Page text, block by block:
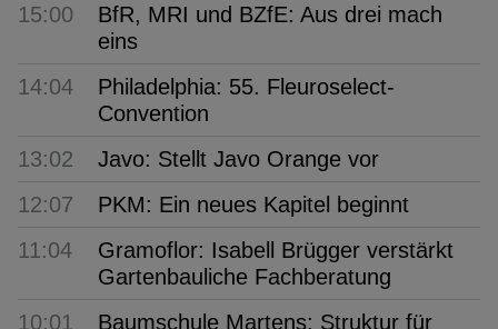
15:00
BfR, MRI und BZfE: Aus drei mach
eins
14:04
Philadelphia: 55. Fleuroselect-
Convention
13:02
Javo: Stellt Javo Orange vor
12:07
PKM: Ein neues Kapitel beginnt
11:04
Gramoflor: Isabell Brügger verstärkt
Gartenbauliche Fachberatung
10:01
Baumschule Martens: Struktur für